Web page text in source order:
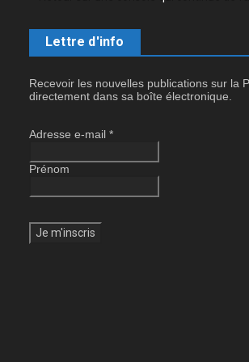
Lettre d'info
Recevoir les nouvelles publications sur la
directement dans sa boîte électronique.
Adresse e-mail *
Prénom